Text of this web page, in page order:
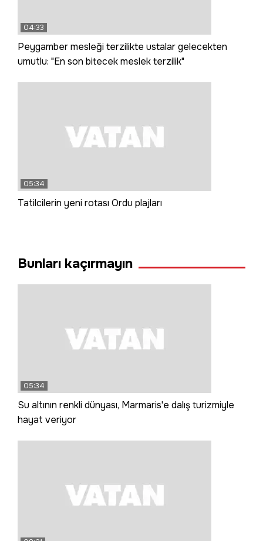
04:33
Peygamber mesleği terzilikte ustalar gelecekten
umutlu: "En son bitecek meslek terzilik"
05:34
Tatilcilerin yeni rotası Ordu plajları
Bunları kaçırmayın
05:34
Su altının renkli dünyası, Marmaris'e dalış turizmiyle
hayat veriyor